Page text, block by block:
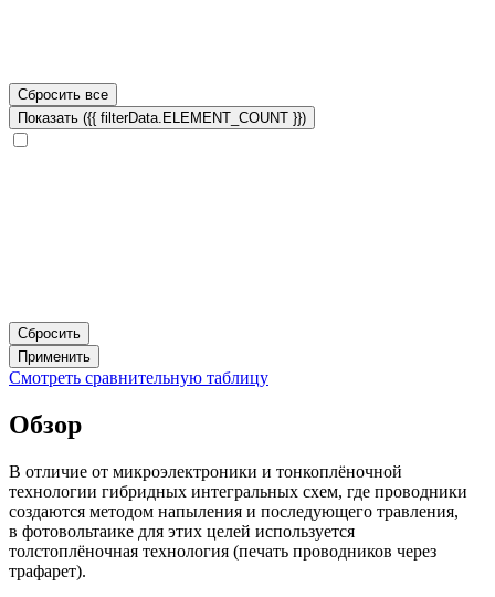
Сбросить все
Показать ({{ filterData.ELEMENT_COUNT }})
Сбросить
Применить
Смотреть сравнительную таблицу
Обзор
В отличие от микроэлектроники и тонкоплёночной
технологии гибридных интегральных схем, где проводники
создаются методом напыления и последующего травления,
в фотовольтаике для этих целей используется
толстоплёночная технология (печать проводников через
трафарет).